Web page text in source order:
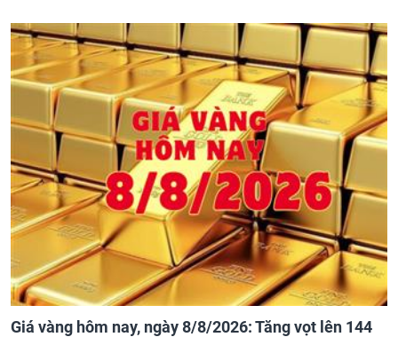
Giá vàng hôm nay, ngày 8/8/2026: Tăng vọt lên 144